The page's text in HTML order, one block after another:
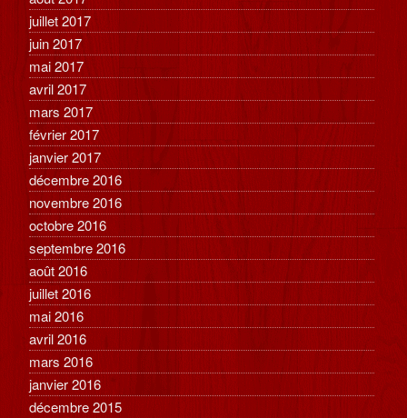
juillet 2017
juin 2017
mai 2017
avril 2017
mars 2017
février 2017
janvier 2017
décembre 2016
novembre 2016
octobre 2016
septembre 2016
août 2016
juillet 2016
mai 2016
avril 2016
mars 2016
janvier 2016
décembre 2015